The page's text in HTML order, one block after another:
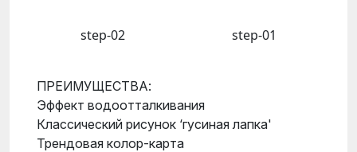
step-02 step-01
ПРЕИМУЩЕСТВА:
Эффект водоотталкивания
Классический рисунок ‘гусиная лапка'
Трендовая колор-карта